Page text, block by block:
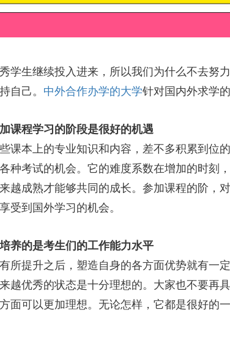
学生继续投入进来，所以我们为什么不去努
自己。 中外合作办学的大学针对国内外求学
课程学习的阶段是很好的机遇
课本上的专业知识和内容，差不多积累到位
种考试的机会。它的难度系数在增加的时刻
越成熟才能够共同的成长。参加课程的阶，
受到国外学习的机会。
养的是考生们的工作能力水平
所提升之后，塑造自身的各方面优势就有一
越优秀的状态是十分理想的。大家也不要再
面可以更加理想。无论怎样，它都是很好的